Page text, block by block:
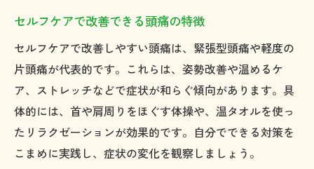
セルフケアで改善できる頭痛の特徴
セルフケアで改善しやすい頭痛は、緊張型頭痛や軽度の
片頭痛が代表的です。これらは、姿勢改善や温めるケ
ア、ストレッチなどで症状が和らぐ傾向があります。具
体的には、首や肩周りをほぐす体操や、温タオルを使っ
たリラクゼーションが効果的です。自分でできる対策を
こまめに実践し、症状の変化を観察しましょう。